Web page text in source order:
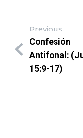
Previous
Confesión
Antifonal:
15:9-17)